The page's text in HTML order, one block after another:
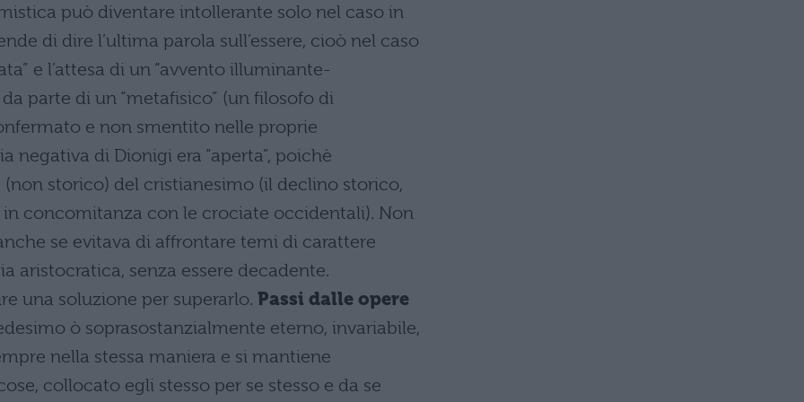
può diventare intollerante solo nel caso in
di dire l’ultima parola sull’essere, cioò nel caso
e l’attesa di un “avvento illuminante-
parte di un “metafisico” (un filosofo di
e non smentito nelle proprie
negativa di Dionigi era “aperta”, poichè
(non storico) del cristianesimo (il declino storico,
concomitanza con le crociate occidentali). Non
se evitava di affrontare temi di carattere
aristocratica, senza essere decadente.
una soluzione per superarlo. Passi dalle opere
ò soprasostanzialmente eterno, invariabile,
nella stessa maniera e si mantiene
collocato egli stesso per se stesso e da se